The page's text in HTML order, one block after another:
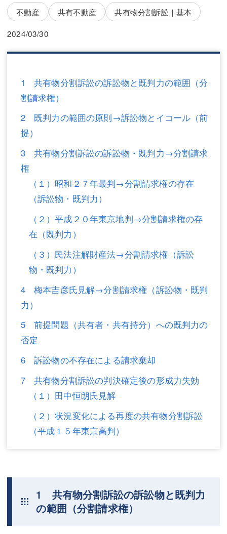
坂本 陽一
桶川 聡
三平 隆史
小川 祐
弁護士費用
不動産
相続・遺言
離婚（夫婦間トラブル）
企業法務
労働問題（解雇，残業等）
交通事故
不動産登記
商業登記
調査・書面作成
債務整理
マスコミ取材・実績
アクセス
東京事務所 (新宿・四谷)
坂本 陽一
桶川 聡
三平 隆史
弁護士費用
不動産
相続・遺言
離婚（夫婦間トラブル）
企業法務
労働問題（解雇，残業等）
刑事弁護
不動産登記
商業登記
調査・書面作成
債務整理
アクセス
東京事務所 (新宿・四谷)
埼玉事務所 (さいたま市)
不動産 共有不動産
共有物分割訴訟｜基本
2024/03/30
1 共有物分割訴訟の訴訟物と既判力の範囲（分
割請求権）
2 既判力の範囲の原則→訴訟物とイコール（前
提）
3 共有物分割訴訟の訴訟物・既判力→分割請求
権
（１）昭和２７年最判→分割請求権の存在
（訴訟物・既判力）
（２）平成２０年東京地判→分割請求権の存
在（既判力）
（３）民法注解財産法→分割請求権（訴訟
物・既判力）
4 梅本吉彦氏見解→分割請求権（訴訟物・既判
力）
5 前提問題（共有者・共有持分）への既判力の
否定
6 訴訟物の不存在による請求棄却
7 共有物分割訴訟の判決確定後の形成力失効
（１）田中恒朗氏見解
（２）状況変化による再度の共有物分割訴訟
（平成１５年東京高判）
1 共有物分割訴訟の訴訟物と既判力
の範囲（分割請求権）